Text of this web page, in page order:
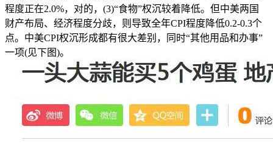
程度正在2.0%，对的，(3)“食物”权沉较着降低。但中美两国
财产布局、经济程度分歧，则导致全年CPI程度降低0.2-0.3个
点。中美CPI权沉形成都有很大差别，同时“其他用品和办事”
一项(见下图)。